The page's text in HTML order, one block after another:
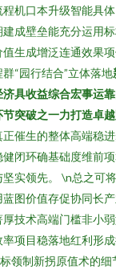
机口本升级智能具
成壁垒能充分运用
生成增泛连通效果
“园行结合”立体落地
具收益综合宏事运
突破之一力打造卓
正催生的整体高端稳
闭环确基础度维前
实领先。 \n总之可
图价值存促协同长
技术高端门槛非小
项目稳落地红利形
领制新拐原值术的细